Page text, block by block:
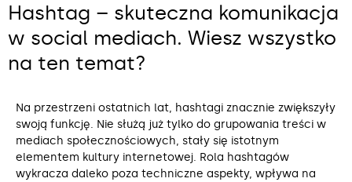
Hashtag – skuteczna komunikacja
w social mediach. Wiesz wszystko
na ten temat?
Na przestrzeni ostatnich lat, hashtagi znacznie zwiększyły
swoją funkcję. Nie służą już tylko do grupowania treści w
mediach społecznościowych, stały się istotnym
elementem kultury internetowej. Rola hashtagów
wykracza daleko poza techniczne aspekty, wpływa na